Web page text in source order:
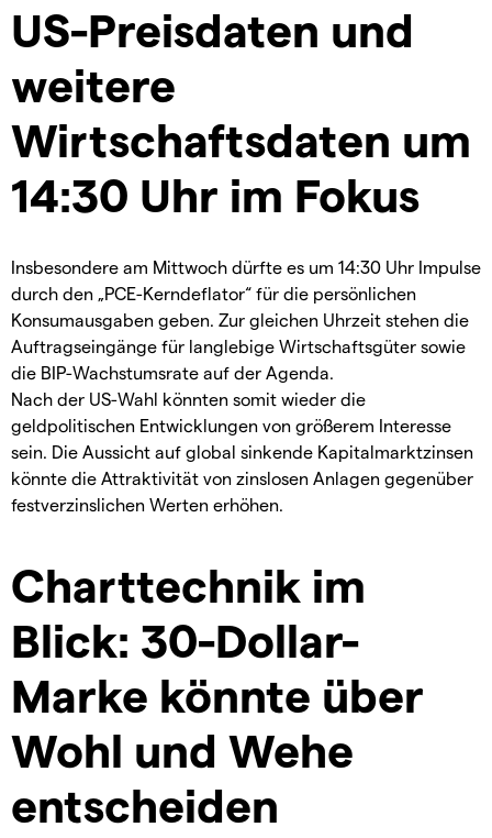
US-Preisdaten und
weitere
Wirtschaftsdaten um
14:30 Uhr im Fokus
Insbesondere am Mittwoch dürfte es um 14:30 Uhr Impulse
durch den „PCE-Kerndeflator“ für die persönlichen
Konsumausgaben geben. Zur gleichen Uhrzeit stehen die
Auftragseingänge für langlebige Wirtschaftsgüter sowie
die BIP-Wachstumsrate auf der Agenda.
Nach der US-Wahl könnten somit wieder die
geldpolitischen Entwicklungen von größerem Interesse
sein. Die Aussicht auf global sinkende Kapitalmarktzinsen
könnte die Attraktivität von zinslosen Anlagen gegenüber
festverzinslichen Werten erhöhen.
Charttechnik im
Blick: 30-Dollar-
Marke könnte über
Wohl und Wehe
entscheiden